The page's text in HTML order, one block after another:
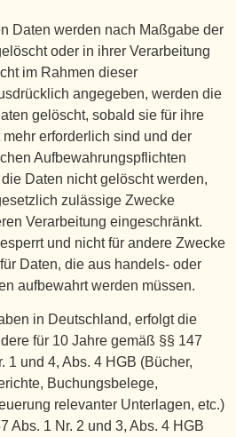
Daten werden nach Maßgabe der
oder in ihrer Verarbeitung
im Rahmen dieser
angegeben, werden die
gelöscht, sobald sie für ihre
erforderlich sind und der
Aufbewahrungspflichten
Daten nicht gelöscht werden,
zulässige Zwecke
Verarbeitung eingeschränkt.
und nicht für andere Zwecke
Daten, die aus handels- oder
aufbewahrt werden müssen.
in Deutschland, erfolgt die
für 10 Jahre gemäß §§ 147
1 und 4, Abs. 4 HGB (Bücher,
Buchungsbelege,
relevanter Unterlagen, etc.)
Abs. 1 Nr. 2 und 3, Abs. 4 HGB